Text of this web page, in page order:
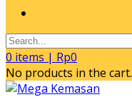
0 items | Rp0
No products in the cart.